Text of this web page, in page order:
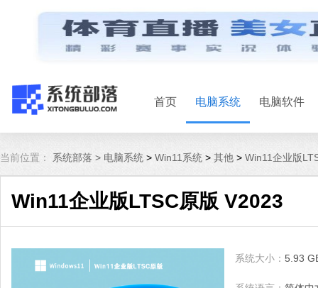
首页 电脑系统 电脑软件
当前位置： 系统部落 > 电脑系统 > Win11系统 > 其他 > Win11企业版
Win11企业版LTSC原版 V2023
系统大小： 5.93